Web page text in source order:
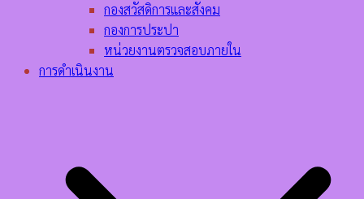
กองสวัสดิการและสังคม
กองการประปา
หน่วยงานตรวจสอบภายใน
การดำเนินงาน